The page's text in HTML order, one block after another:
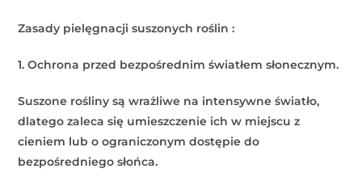
Zasady pielęgnacji suszonych roślin :
1. Ochrona przed bezpośrednim światłem słonecznym.
Suszone rośliny są wrażliwe na intensywne światło,
dlatego zaleca się umieszczenie ich w miejscu z
cieniem lub o ograniczonym dostępie do
bezpośredniego słońca.